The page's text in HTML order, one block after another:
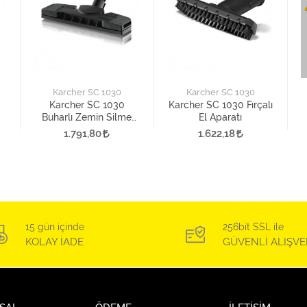
Karcher SC 1030
Karcher SC 1030
Buharlı Zemin Silme
Aparatı
1.791,80
Karcher SC 1030
Karcher SC 1030 Fırçalı
El Aparatı
1.622,18
15 gün içinde
KOLAY İADE
256bit SSL ile
GÜVENLİ